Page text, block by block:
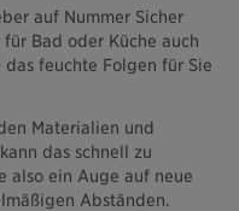
auf Nummer Sicher
Bad oder Küche auch
feuchte Folgen für Sie
Materialien und
das schnell zu
also ein Auge auf neue
Abständen.